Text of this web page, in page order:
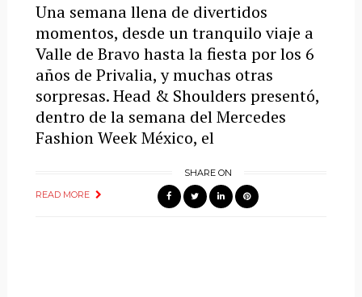
Una semana llena de divertidos
momentos, desde un tranquilo viaje a
Valle de Bravo hasta la fiesta por los 6
años de Privalia, y muchas otras
sorpresas. Head & Shoulders presentó,
dentro de la semana del Mercedes
Fashion Week México, el
READ MORE
SHARE ON